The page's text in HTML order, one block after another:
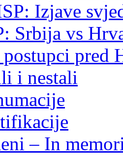
Izjave
Srbija vs
pred
i nestali
– In